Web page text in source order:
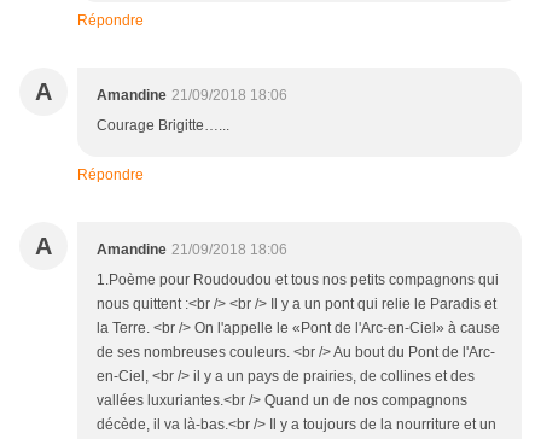
Répondre
A Amandine 21/09/2018 18:06
Courage Brigitte…...
Répondre
A Amandine 21/09/2018 18:06
1.Poème pour Roudoudou et tous nos petits compagnons qui
nous quittent :<br /> <br /> Il y a un pont qui relie le Paradis et
la Terre. <br /> On l'appelle le «Pont de l'Arc-en-Ciel» à cause
de ses nombreuses couleurs. <br /> Au bout du Pont de l'Arc-
en-Ciel, <br /> il y a un pays de prairies, de collines et des
vallées luxuriantes.<br /> Quand un de nos compagnons
décède, il va là-bas.<br /> Il y a toujours de la nourriture et un